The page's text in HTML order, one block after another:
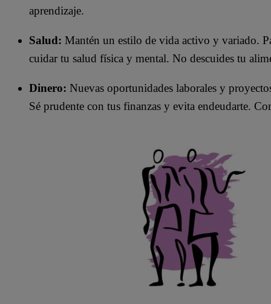
aprendizaje.
Salud: Mantén un estilo de vida activo y variado.
cuidar tu salud física y mental. No descuides tu
Dinero: Nuevas oportunidades laborales y
Sé prudente con tus finanzas y evita endeudarte.